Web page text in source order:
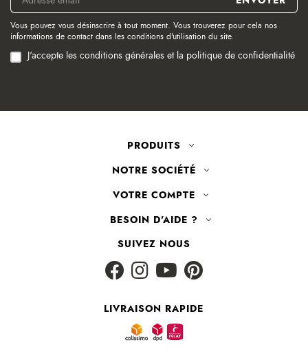
Vous pouvez vous désinscrire à tout moment. Vous trouverez pour cela nos
informations de contact dans les conditions d'utilisation du site.
J'accepte les conditions générales et la politique de confidentialité
PRODUITS
NOTRE SOCIÉTÉ
VOTRE COMPTE
BESOIN D'AIDE ?
SUIVEZ NOUS
LIVRAISON RAPIDE